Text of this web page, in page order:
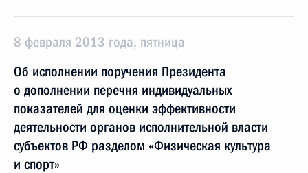
8 февраля 2013 года, пятница
Об исполнении поручения Президента
о дополнении перечня индивидуальных
показателей для оценки эффективности
деятельности органов исполнительной власти
субъектов РФ разделом «Физическая культура
и спорт»